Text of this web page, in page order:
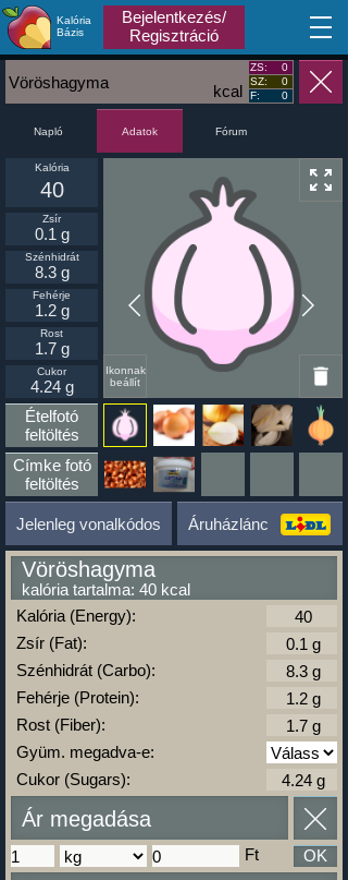
Kalória
Bázis
Bejelentkezés/
Regisztráció
MA
kcal
Vöröshagyma
ZS:
0
SZ:
0
F:
0
Napló Adatok Fórum
Ikonnak
beállít
Kalória
40
Zsír
0.1 g
Szénhidrát
8.3 g
Fehérje
1.2 g
Rost
1.7 g
Cukor
4.24 g
Ételfotó
feltöltés
Címke fotó
feltöltés
Jelenleg vonalkódos Áruházlánc
Vöröshagyma
kalória tartalma: 40 kcal
Kalória (Energy):
Zsír (Fat):
Szénhidrát (Carbo):
Fehérje (Protein):
Rost (Fiber):
Gyüm. megadva-e:
Cukor (Sugars):
Ár megadása
Ft OK